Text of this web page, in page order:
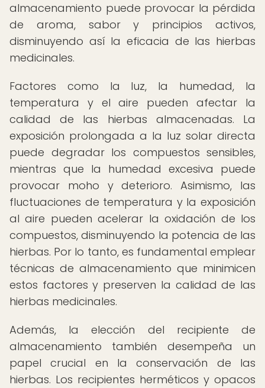
almacenamiento puede provocar la pérdida
de aroma, sabor y principios activos,
disminuyendo así la eficacia de las hierbas
medicinales.
Factores como la luz, la humedad, la
temperatura y el aire pueden afectar la
calidad de las hierbas almacenadas. La
exposición prolongada a la luz solar directa
puede degradar los compuestos sensibles,
mientras que la humedad excesiva puede
provocar moho y deterioro. Asimismo, las
fluctuaciones de temperatura y la exposición
al aire pueden acelerar la oxidación de los
compuestos, disminuyendo la potencia de las
hierbas. Por lo tanto, es fundamental emplear
técnicas de almacenamiento que minimicen
estos factores y preserven la calidad de las
hierbas medicinales.
Además, la elección del recipiente de
almacenamiento también desempeña un
papel crucial en la conservación de las
hierbas. Los recipientes herméticos y opacos